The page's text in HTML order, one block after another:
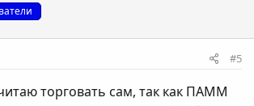
#5
торговать сам, так как ПАММ